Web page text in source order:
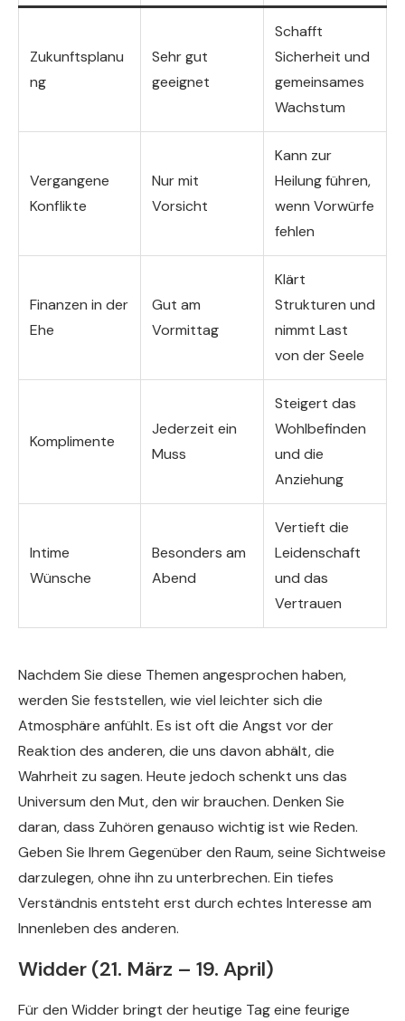
Zukunftsplanu
ng
Sehr gut
geeignet
Schafft
Sicherheit und
gemeinsames
Wachstum
Vergangene
Konflikte
Nur mit
Vorsicht
Kann zur
Heilung führen,
wenn Vorwürfe
fehlen
Finanzen in der
Ehe
Gut am
Vormittag
Klärt
Strukturen und
nimmt Last
von der Seele
Komplimente
Jederzeit ein
Muss
Steigert das
Wohlbefinden
und die
Anziehung
Intime
Wünsche
Besonders am
Abend
Vertieft die
Leidenschaft
und das
Vertrauen
Nachdem Sie diese Themen angesprochen haben,
werden Sie feststellen, wie viel leichter sich die
Atmosphäre anfühlt. Es ist oft die Angst vor der
Reaktion des anderen, die uns davon abhält, die
Wahrheit zu sagen. Heute jedoch schenkt uns das
Universum den Mut, den wir brauchen. Denken Sie
daran, dass Zuhören genauso wichtig ist wie Reden.
Geben Sie Ihrem Gegenüber den Raum, seine Sichtweise
darzulegen, ohne ihn zu unterbrechen. Ein tiefes
Verständnis entsteht erst durch echtes Interesse am
Innenleben des anderen.
Widder (21. März – 19. April)
Für den Widder bringt der heutige Tag eine feurige